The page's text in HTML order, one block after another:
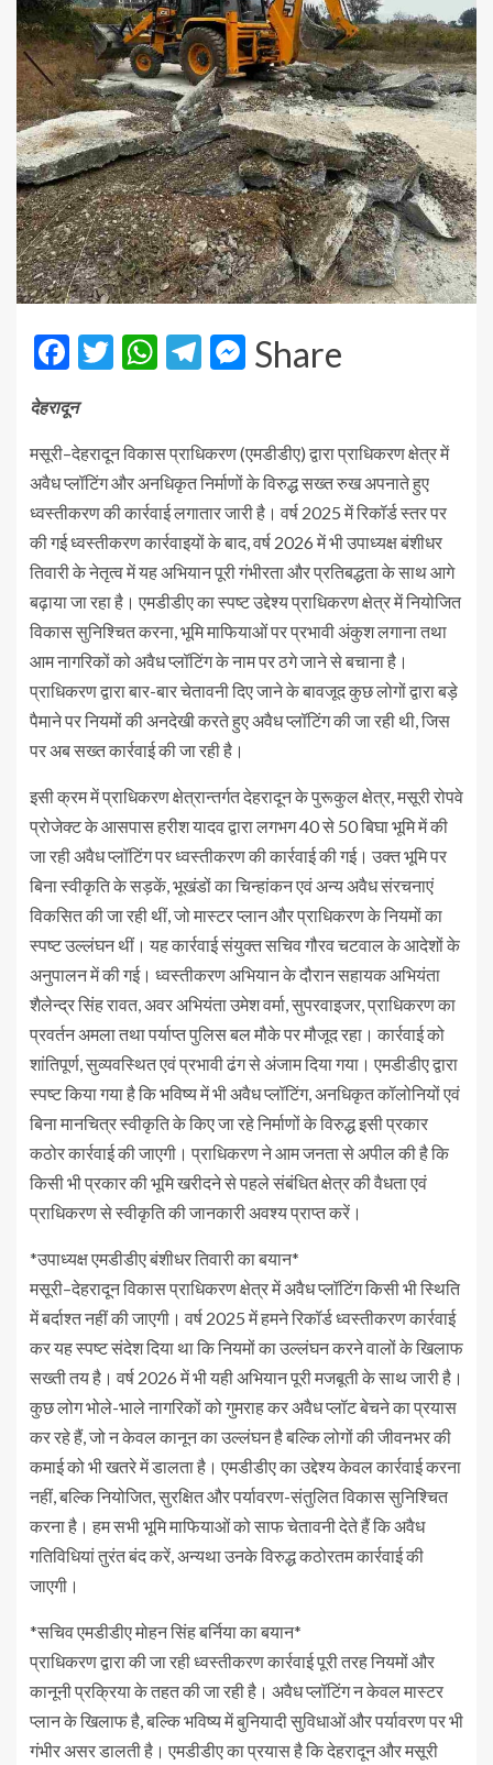
Facebook
Twitter
WhatsApp
Telegram
Messenger
Share
देहरादून
मसूरी–देहरादून विकास प्राधिकरण (एमडीडीए) द्वारा प्राधिकरण क्षेत्र में
अवैध प्लॉटिंग और अनधिकृत निर्माणों के विरुद्ध सख्त रुख अपनाते हुए
ध्वस्तीकरण की कार्रवाई लगातार जारी है। वर्ष 2025 में रिकॉर्ड स्तर पर
की गई ध्वस्तीकरण कार्रवाइयों के बाद, वर्ष 2026 में भी उपाध्यक्ष बंशीधर
तिवारी के नेतृत्व में यह अभियान पूरी गंभीरता और प्रतिबद्धता के साथ आगे
बढ़ाया जा रहा है। एमडीडीए का स्पष्ट उद्देश्य प्राधिकरण क्षेत्र में नियोजित
विकास सुनिश्चित करना, भूमि माफियाओं पर प्रभावी अंकुश लगाना तथा
आम नागरिकों को अवैध प्लॉटिंग के नाम पर ठगे जाने से बचाना है।
प्राधिकरण द्वारा बार-बार चेतावनी दिए जाने के बावजूद कुछ लोगों द्वारा बड़े
पैमाने पर नियमों की अनदेखी करते हुए अवैध प्लॉटिंग की जा रही थी, जिस
पर अब सख्त कार्रवाई की जा रही है।
इसी क्रम में प्राधिकरण क्षेत्रान्तर्गत देहरादून के पुरूकुल क्षेत्र, मसूरी रोपवे
प्रोजेक्ट के आसपास हरीश यादव द्वारा लगभग 40 से 50 बिघा भूमि में की
जा रही अवैध प्लॉटिंग पर ध्वस्तीकरण की कार्रवाई की गई। उक्त भूमि पर
बिना स्वीकृति के सड़कें, भूखंडों का चिन्हांकन एवं अन्य अवैध संरचनाएं
विकसित की जा रही थीं, जो मास्टर प्लान और प्राधिकरण के नियमों का
स्पष्ट उल्लंघन थीं। यह कार्रवाई संयुक्त सचिव गौरव चटवाल के आदेशों के
अनुपालन में की गई। ध्वस्तीकरण अभियान के दौरान सहायक अभियंता
शैलेन्द्र सिंह रावत, अवर अभियंता उमेश वर्मा, सुपरवाइजर, प्राधिकरण का
प्रवर्तन अमला तथा पर्याप्त पुलिस बल मौके पर मौजूद रहा। कार्रवाई को
शांतिपूर्ण, सुव्यवस्थित एवं प्रभावी ढंग से अंजाम दिया गया। एमडीडीए द्वारा
स्पष्ट किया गया है कि भविष्य में भी अवैध प्लॉटिंग, अनधिकृत कॉलोनियों एवं
बिना मानचित्र स्वीकृति के किए जा रहे निर्माणों के विरुद्ध इसी प्रकार
कठोर कार्रवाई की जाएगी। प्राधिकरण ने आम जनता से अपील की है कि
किसी भी प्रकार की भूमि खरीदने से पहले संबंधित क्षेत्र की वैधता एवं
प्राधिकरण से स्वीकृति की जानकारी अवश्य प्राप्त करें।
*उपाध्यक्ष एमडीडीए बंशीधर तिवारी का बयान*
मसूरी–देहरादून विकास प्राधिकरण क्षेत्र में अवैध प्लॉटिंग किसी भी स्थिति
में बर्दाश्त नहीं की जाएगी। वर्ष 2025 में हमने रिकॉर्ड ध्वस्तीकरण कार्रवाई
कर यह स्पष्ट संदेश दिया था कि नियमों का उल्लंघन करने वालों के खिलाफ
सख्ती तय है। वर्ष 2026 में भी यही अभियान पूरी मजबूती के साथ जारी है।
कुछ लोग भोले-भाले नागरिकों को गुमराह कर अवैध प्लॉट बेचने का प्रयास
कर रहे हैं, जो न केवल कानून का उल्लंघन है बल्कि लोगों की जीवनभर की
कमाई को भी खतरे में डालता है। एमडीडीए का उद्देश्य केवल कार्रवाई करना
नहीं, बल्कि नियोजित, सुरक्षित और पर्यावरण-संतुलित विकास सुनिश्चित
करना है। हम सभी भूमि माफियाओं को साफ चेतावनी देते हैं कि अवैध
गतिविधियां तुरंत बंद करें, अन्यथा उनके विरुद्ध कठोरतम कार्रवाई की
जाएगी।
*सचिव एमडीडीए मोहन सिंह बर्निया का बयान*
प्राधिकरण द्वारा की जा रही ध्वस्तीकरण कार्रवाई पूरी तरह नियमों और
कानूनी प्रक्रिया के तहत की जा रही है। अवैध प्लॉटिंग न केवल मास्टर
प्लान के खिलाफ है, बल्कि भविष्य में बुनियादी सुविधाओं और पर्यावरण पर भी
गंभीर असर डालती है। एमडीडीए का प्रयास है कि देहरादून और मसूरी